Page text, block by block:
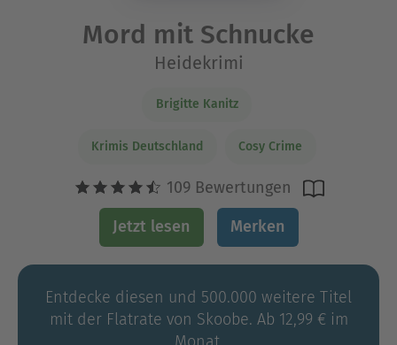
Mord mit Schnucke
Heidekrimi
Brigitte Kanitz
Krimis Deutschland Cosy Crime
109 Bewertungen
Jetzt lesen Merken
Entdecke diesen und 500.000 weitere Titel
mit der Flatrate von Skoobe. Ab 12,99 € im